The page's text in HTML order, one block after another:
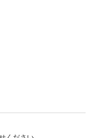
屋で食べるか外
トで食事をした